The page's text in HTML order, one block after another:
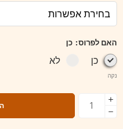
האם לפרוס כן
כן לא
נקה